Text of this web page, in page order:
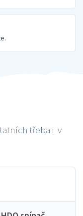
třeba i v